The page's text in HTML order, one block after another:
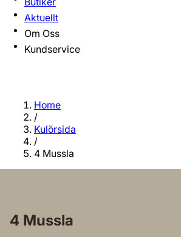
Aktuellt
Om Oss
Kundservice
Home
/
Kulörsida
/
4 Mussla
4 Mussla